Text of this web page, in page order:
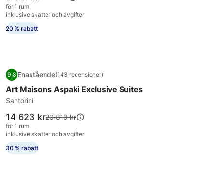
20 % rabatt
är
3 097 kr
3 853 kr,
för 1 rum
inklusive skatter och avgifter
Fotogalleri
för
Art
Maisons
Aspaki
Exclusive
Suites
9,89,8 av 10, Enastående, (143 recensioner)
Enastående(143 recensioner)
Art Maisons Aspaki Exclusive Suites
Santorini
30 % rabatt
Priset
är
14 623 kr
14 623 krPriset
20 819 kr,
20 819 kr
för 1 rum
inklusive skatter och avgifter
Art Maisons Aspaki Exclusive Suites